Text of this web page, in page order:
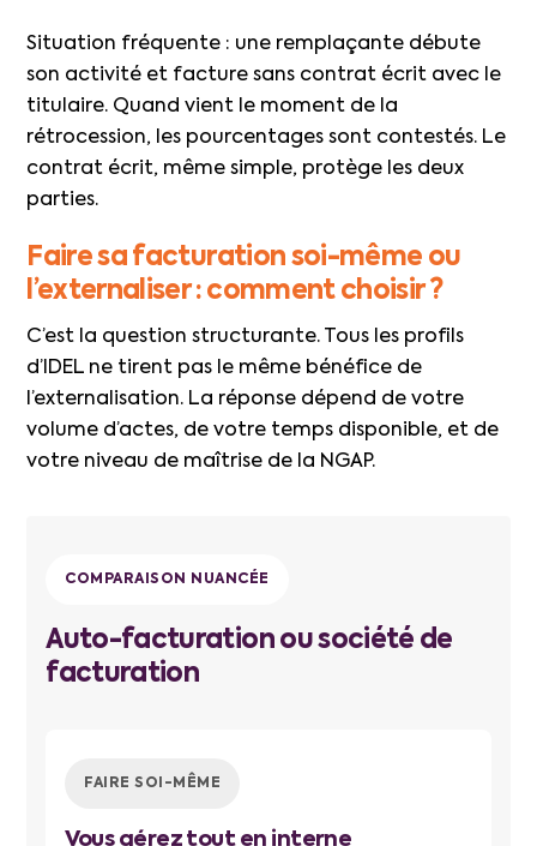
Situation fréquente : une remplaçante débute
son activité et facture sans contrat écrit avec le
titulaire. Quand vient le moment de la
rétrocession, les pourcentages sont contestés. Le
contrat écrit, même simple, protège les deux
parties.
Faire sa facturation soi-même ou
l’externaliser : comment choisir ?
C’est la question structurante. Tous les profils
d’IDEL ne tirent pas le même bénéfice de
l’externalisation. La réponse dépend de votre
volume d’actes, de votre temps disponible, et de
votre niveau de maîtrise de la NGAP.
COMPARAISON NUANCÉE
Auto-facturation ou société de
facturation
FAIRE SOI-MÊME
Vous gérez tout en interne